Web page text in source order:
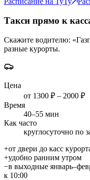
Такси прямо к
Скажите водителю:
разные курорты.
Цена
от 1300 ₽ – 2000 ₽
Время
40–55 мин
Как часто
круглосуточно по
+от двери до касс
+удобно ранним утром
−в выходные
к 10:00